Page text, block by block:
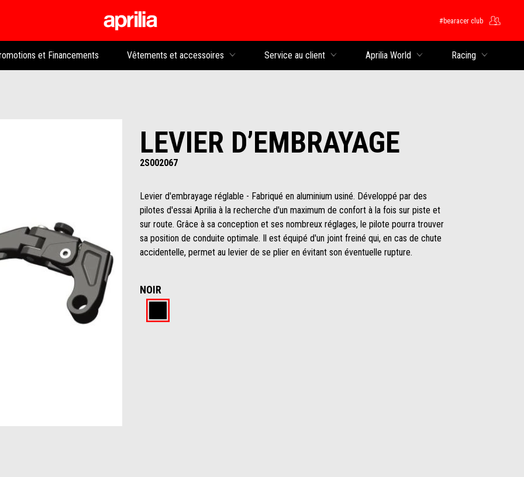
#bearacer club
et Financements Vêtements et accessoires Service au client Aprilia World Racing
LEVIER D’EMBRAYAGE
2S002067
Levier d'embrayage réglable - Fabriqué en aluminium usiné. Développé par des
pilotes d'essai Aprilia à la recherche d'un maximum de confort à la fois sur piste et
sur route. Grâce à sa conception et ses nombreux réglages, le pilote pourra trouver
sa position de conduite optimale. Il est équipé d'un joint freiné qui, en cas de chute
accidentelle, permet au levier de se plier en évitant son éventuelle rupture.
NOIR